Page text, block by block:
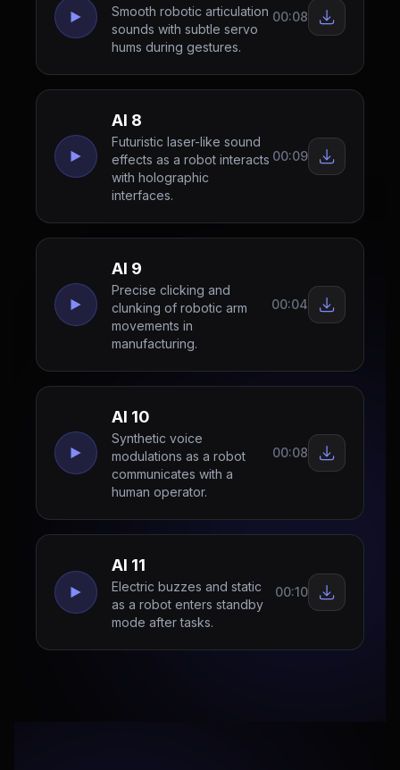
Smooth robotic articulation
sounds with subtle servo
hums during gestures.
00:08
AI 8
Futuristic laser-like sound
effects as a robot interacts
with holographic
interfaces.
00:09
AI 9
Precise clicking and
clunking of robotic arm
movements in
manufacturing.
00:04
AI 10
Synthetic voice
modulations as a robot
communicates with a
human operator.
00:08
AI 11
Electric buzzes and static
as a robot enters standby
mode after tasks.
00:10